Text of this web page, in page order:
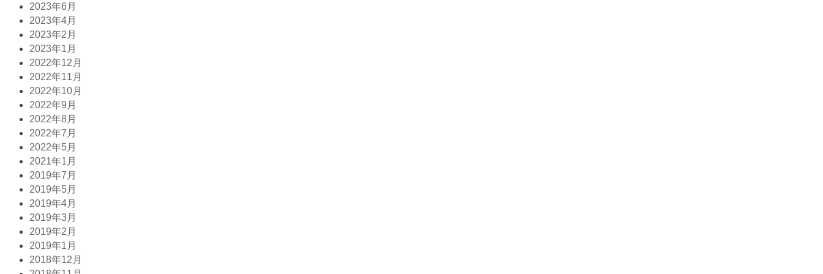
2023年6月
2023年4月
2023年2月
2023年1月
2022年12月
2022年11月
2022年10月
2022年9月
2022年8月
2022年7月
2022年5月
2021年1月
2019年7月
2019年5月
2019年4月
2019年3月
2019年2月
2019年1月
2018年12月